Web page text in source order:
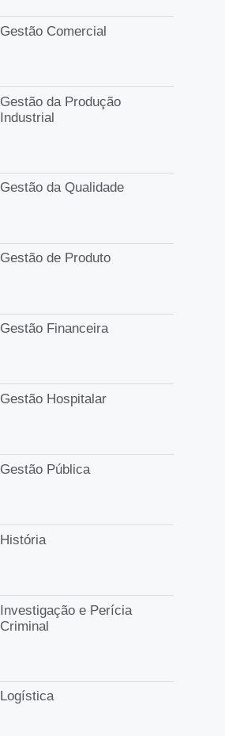
Gestão Comercial
Gestão da Produção
Industrial
Gestão da Qualidade
Gestão de Produto
Gestão Financeira
Gestão Hospitalar
Gestão Pública
História
Investigação e Perícia
Criminal
Logística